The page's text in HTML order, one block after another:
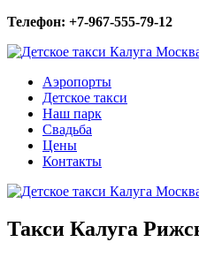
Телефон: +7-967-555-79-12
Аэропорты
Детское такси
Наш парк
Свадьба
Цены
Контакты
Такси Калуга